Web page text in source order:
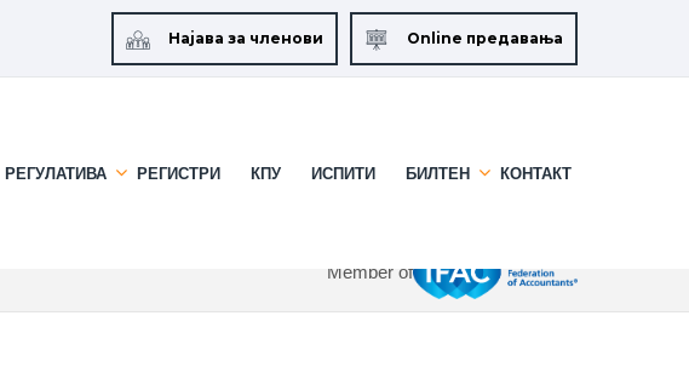
Најава за членови Online предавања
РЕГУЛАТИВА РЕГИСТРИ КПУ ИСПИТИ БИЛТЕН КОНТАКТ
Member of